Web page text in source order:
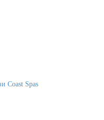
Coast Spas